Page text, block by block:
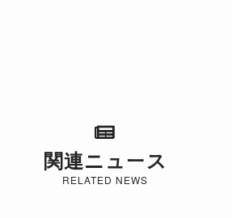
関連ニュース
RELATED NEWS